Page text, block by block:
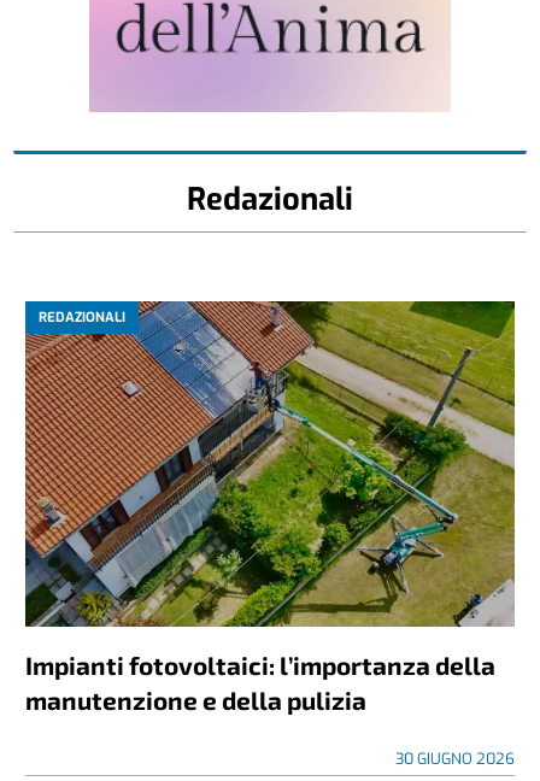
Redazionali
REDAZIONALI
Impianti fotovoltaici: l’importanza della
manutenzione e della pulizia
30 GIUGNO 2026